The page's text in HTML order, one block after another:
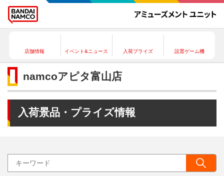
店舗情報 イベント&ニュース 入荷プライズ 設置ゲーム機
namcoアピタ富山店
入荷景品・プライズ情報